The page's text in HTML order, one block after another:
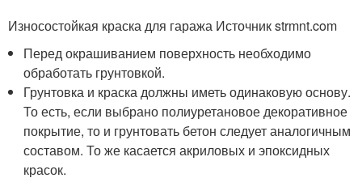
Износостойкая краска для гаража Источник strmnt.com
Перед окрашиванием поверхность необходимо
обработать грунтовкой.
Грунтовка и краска должны иметь одинаковую основу.
То есть, если выбрано полиуретановое декоративное
покрытие, то и грунтовать бетон следует аналогичным
составом. То же касается акриловых и эпоксидных
красок.